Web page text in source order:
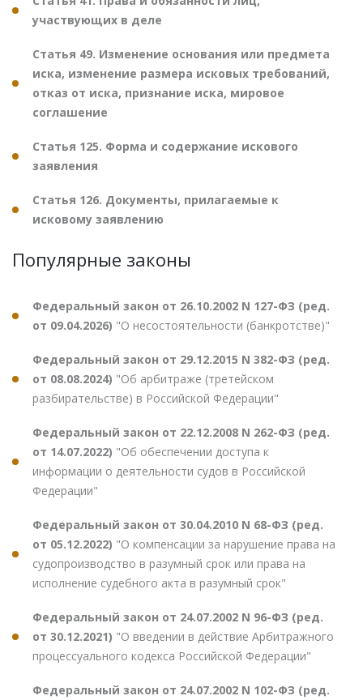
участвующих в деле
Статья 49. Изменение основания или предмета
иска, изменение размера исковых требований,
отказ от иска, признание иска, мировое
соглашение
Статья 125. Форма и содержание искового
заявления
Статья 126. Документы, прилагаемые к
исковому заявлению
Популярные законы
Федеральный закон от 26.10.2002 N 127-ФЗ (ред.
от 09.04.2026) "О несостоятельности (банкротстве)"
Федеральный закон от 29.12.2015 N 382-ФЗ (ред.
от 08.08.2024) "Об арбитраже (третейском
разбирательстве) в Российской Федерации"
Федеральный закон от 22.12.2008 N 262-ФЗ (ред.
от 14.07.2022) "Об обеспечении доступа к
информации о деятельности судов в Российской
Федерации"
Федеральный закон от 30.04.2010 N 68-ФЗ (ред.
от 05.12.2022) "О компенсации за нарушение права на
судопроизводство в разумный срок или права на
исполнение судебного акта в разумный срок"
Федеральный закон от 24.07.2002 N 96-ФЗ (ред.
от 30.12.2021) "О введении в действие Арбитражного
процессуального кодекса Российской Федерации"
Федеральный закон от 24.07.2002 N 102-ФЗ (ред.